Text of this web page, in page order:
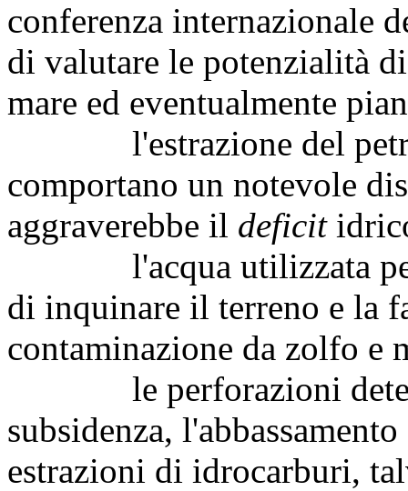
conferenza internazionale
di valutare le potenzialità
mare ed eventualmente
l'estrazione del
comportano un notevole
aggraverebbe il deficit
l'acqua utilizzata per
di inquinare il terreno e la
contaminazione da zolfo e
le perforazioni
subsidenza,
estrazioni di idrocarburi,